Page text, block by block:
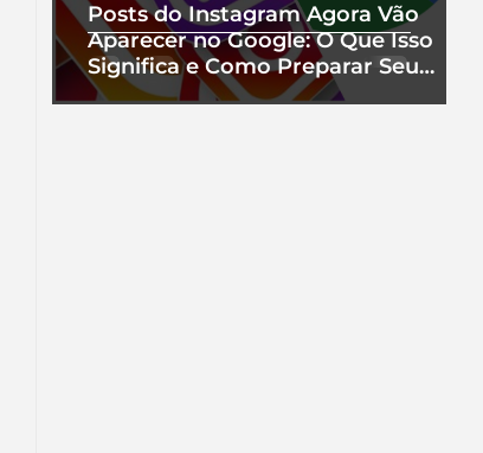
Posts do Instagram Agora Vão
Aparecer no Google: O Que Isso
Significa e Como Preparar Seu
Perfil